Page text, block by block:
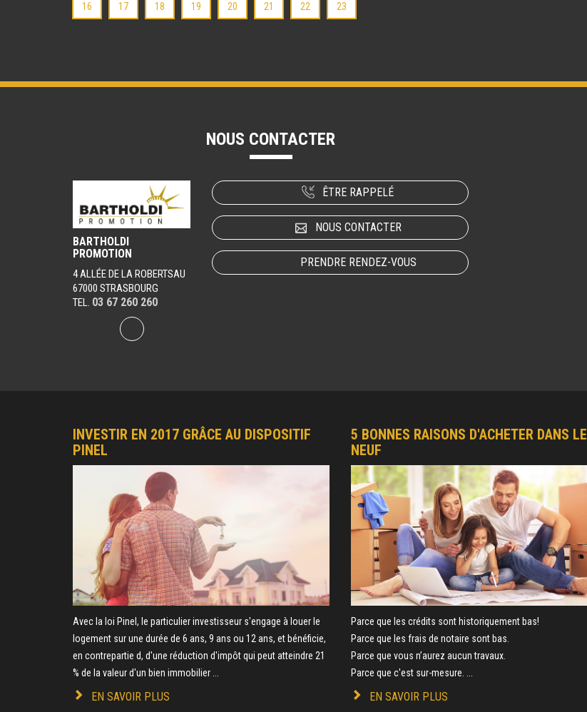
16 17 18 19 20 21 22 23
NOUS CONTACTER
BARTHOLDI
PROMOTION
4 ALLÉE DE LA ROBERTSAU
67000 STRASBOURG
TEL. 03 67 260 260
ÊTRE RAPPELÉ
NOUS CONTACTER
PRENDRE RENDEZ-VOUS
INVESTIR EN 2017 GRÂCE AU DISPOSITIF
PINEL
Avec la loi Pinel, le particulier investisseur s'engage à louer le
logement sur une durée de 6 ans, 9 ans ou 12 ans, et bénéficie,
en contrepartie d, d'une réduction d'impôt qui peut atteindre 21
% de la valeur d'un bien immobilier ...
EN SAVOIR PLUS
5 BONNES RAISONS D'ACHETER DANS LE
NEUF
Parce que les crédits sont historiquement bas!
Parce que les frais de notaire sont bas.
Parce que vous n’aurez aucun travaux.
Parce que c'est sur-mesure. ...
EN SAVOIR PLUS